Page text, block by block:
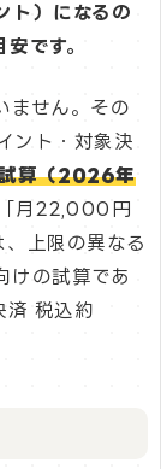
ト）になるの
です。
ません。その
ント・対象決
算（2026年
月22,000円
上限の異なる
けの試算であ
税込約